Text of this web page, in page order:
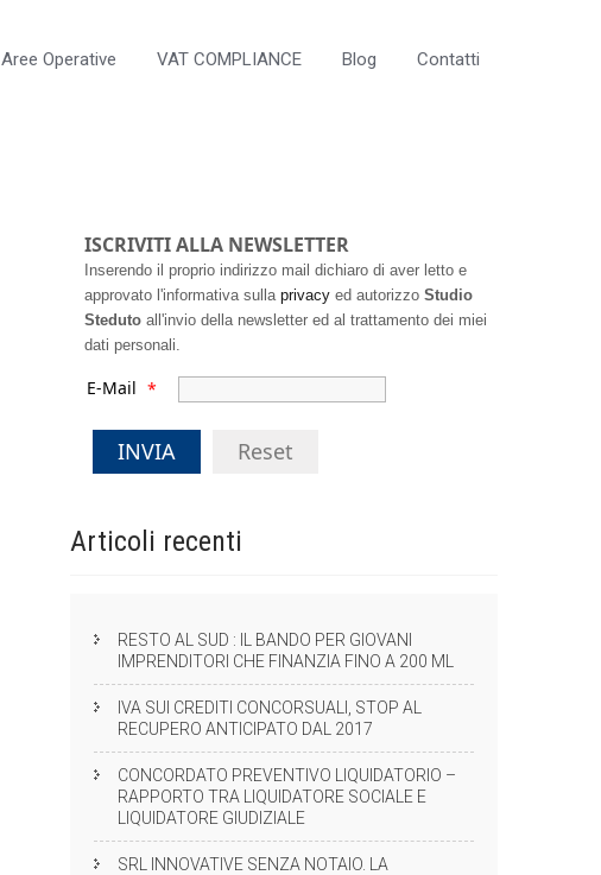
Aree Operative VAT COMPLIANCE Blog Contatti
ISCRIVITI ALLA NEWSLETTER
Inserendo il proprio indirizzo mail dichiaro di aver letto e
approvato l'informativa sulla privacy ed autorizzo Studio
Steduto all'invio della newsletter ed al trattamento dei miei
dati personali.
E-Mail *
INVIA Reset
Articoli recenti
RESTO AL SUD : IL BANDO PER GIOVANI
IMPRENDITORI CHE FINANZIA FINO A 200 ML
IVA SUI CREDITI CONCORSUALI, STOP AL
RECUPERO ANTICIPATO DAL 2017
CONCORDATO PREVENTIVO LIQUIDATORIO –
RAPPORTO TRA LIQUIDATORE SOCIALE E
LIQUIDATORE GIUDIZIALE
SRL INNOVATIVE SENZA NOTAIO. LA